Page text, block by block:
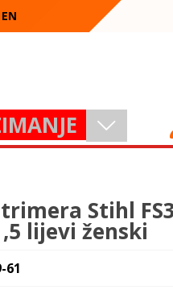
EN
Stihl
lijevi ženski
61